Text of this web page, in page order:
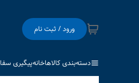
ورود / ثبت نام
دسته‌بندی کالاهاخانهپیگیری